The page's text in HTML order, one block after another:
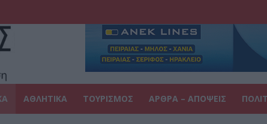
ΑΘΛΗΤΙΚΑ ΤΟΥΡΙΣΜΟΣ ΑΡΘΡΑ – ΑΠΟΨΕΙΣ